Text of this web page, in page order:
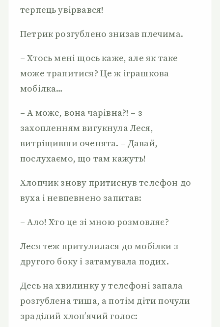
терпець увірвався!
Петрик розгублено знизав плечима.
– Хтось мені щось каже, але як таке
може трапитися? Це ж іграшкова
мобілка…
– А може, вона чарівна?! – з
захопленням вигукнула Леся,
витріщивши оченята. – Давай,
послухаємо, що там кажуть!
Хлопчик знову притиснув телефон до
вуха і невпевнено запитав:
– Ало! Хто це зі мною розмовляє?
Леся теж притулилася до мобілки з
другого боку і затамувала подих.
Десь на хвилинку у телефоні запала
розгублена тиша, а потім діти почули
зраділий хлоп’ячий голос: